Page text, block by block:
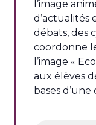
l’image
d’actualités
débats, des
coordonne
l’image «
aux élèves
bases